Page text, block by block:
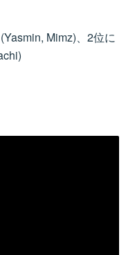
Mimz)、2位に